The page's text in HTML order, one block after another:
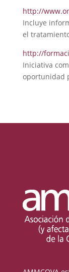
http://
Incluye
el
http://
Iniciativa
oportunidad